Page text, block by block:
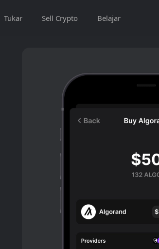
Tukar Sell Crypto Belajar